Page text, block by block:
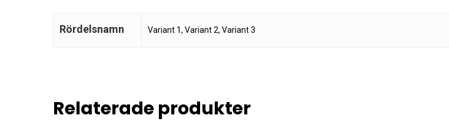
Rördelsnamn Variant 1, Variant 2, Variant 3
Relaterade produkter